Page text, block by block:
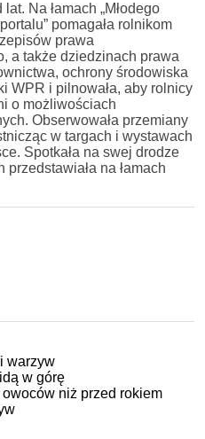
Na łamach „Młodego
pomagała rolnikom
prawa
a także dziedzinach prawa
ochrony środowiska
WPR i pilnowała, aby rolnicy
o możliwościach
Obserwowała przemiany
w targach i wystawach
Spotkała na swej drodze
na łamach
warzyw
w górę
niż przed rokiem